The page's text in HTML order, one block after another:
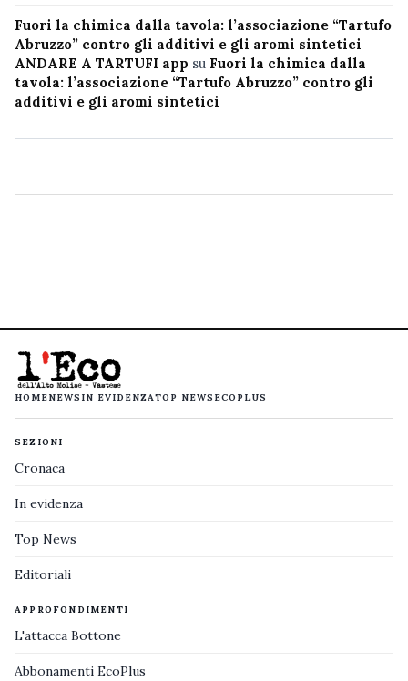
Fuori la chimica dalla tavola: l’associazione “Tartufo
Abruzzo” contro gli additivi e gli aromi sintetici
ANDARE A TARTUFI app su Fuori la chimica dalla
tavola: l’associazione “Tartufo Abruzzo” contro gli
additivi e gli aromi sintetici
HOMENEWS IN EVIDENZATOP NEWS ECOPLUS
SEZIONI
Cronaca
In evidenza
Top News
Editoriali
APPROFONDIMENTI
L'attacca Bottone
Abbonamenti EcoPlus